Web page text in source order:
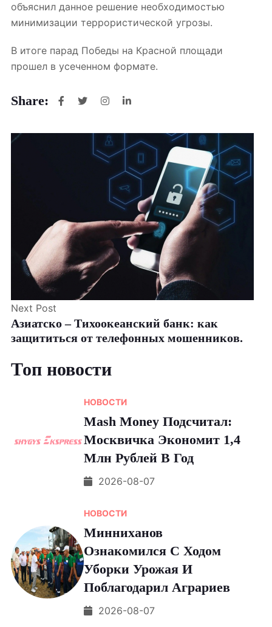
объяснил данное решение необходимостью
минимизации террористической угрозы.
В итоге парад Победы на Красной площади
прошел в усеченном формате.
Share:
Next Post
Азиатско – Тихоокеанский банк: как
защититься от телефонных мошенников.
Топ новости
НОВОСТИ
Мash Money Подсчитал:
Москвичка Экономит 1,4
Млн Рублей В Год
2026-08-07
НОВОСТИ
Минниханов
Ознакомился С Ходом
Уборки Урожая И
Поблагодарил Аграриев
2026-08-07